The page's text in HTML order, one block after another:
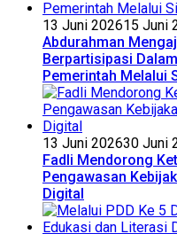
13 Juni 202615 Juni
Abdurahman
Berpartisipasi
Pemerintah Melalui
13 Juni 202630 Juni
Fadli Mendorong
Pengawasan
Digital